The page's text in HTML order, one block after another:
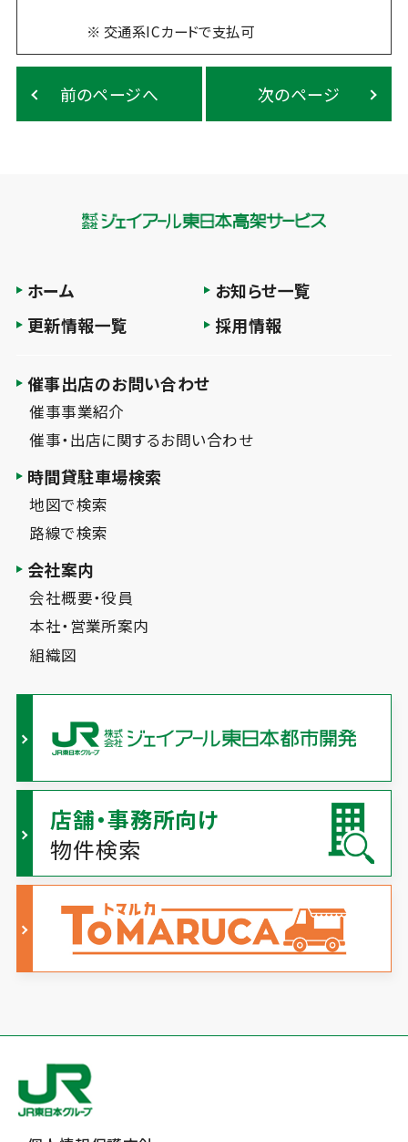
※ 交通系ICカードで支払可
前のページへ 次のページ
ホーム
お知らせ一覧
更新情報一覧
採用情報
催事出店のお問い合わせ
催事事業紹介
催事・出店に関するお問い合わせ
時間貸駐車場検索
地図で検索
路線で検索
会社案内
会社概要・役員
本社・営業所案内
組織図
店舗・事務所向け
物件検索